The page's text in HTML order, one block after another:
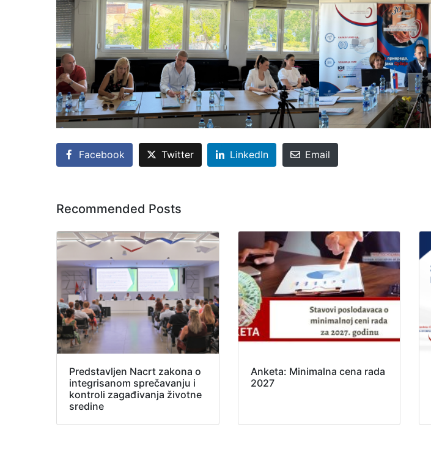
Facebook Twitter LinkedIn Email
Recommended Posts
Predstavljen Nacrt zakona o
integrisanom sprečavanju i
kontroli zagađivanja životne
sredine
Anketa: Minimalna cena rada
2027